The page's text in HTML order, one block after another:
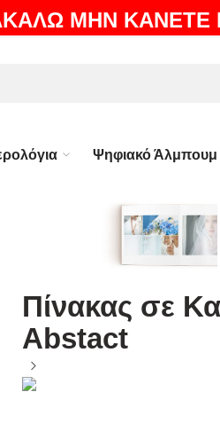
ΜΗΝ ΚΑΝΕΤΕ
Ψηφιακό Άλμπουμ
Πίνακας σε
Abstact